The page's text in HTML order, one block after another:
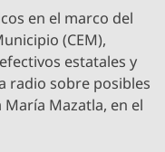
en el marco del
(CEM),
estatales y
radio sobre posibles
Mazatla, en el